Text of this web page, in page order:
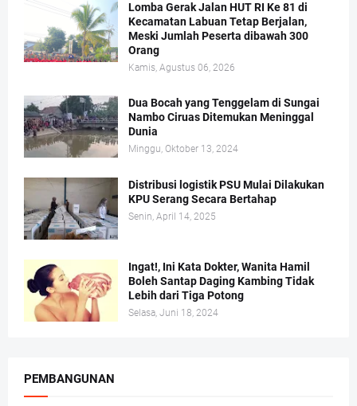
Lomba Gerak Jalan HUT RI Ke 81 di
Kecamatan Labuan Tetap Berjalan,
Meski Jumlah Peserta dibawah 300
Orang
Kamis, Agustus 06, 2026
Dua Bocah yang Tenggelam di Sungai
Nambo Ciruas Ditemukan Meninggal
Dunia
Minggu, Oktober 13, 2024
Distribusi logistik PSU Mulai Dilakukan
KPU Serang Secara Bertahap
Senin, April 14, 2025
Ingat!, Ini Kata Dokter, Wanita Hamil
Boleh Santap Daging Kambing Tidak
Lebih dari Tiga Potong
Selasa, Juni 18, 2024
PEMBANGUNAN